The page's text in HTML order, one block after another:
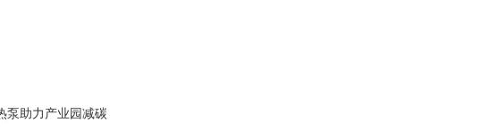
泵助力产业园减碳